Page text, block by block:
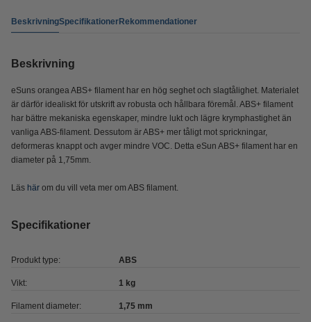
BeskrivningSpecifikationerRekommendationer
Beskrivning
eSuns orangea ABS+ filament har en hög seghet och slagtålighet. Materialet
är därför idealiskt för utskrift av robusta och hållbara föremål. ABS+ filament
har bättre mekaniska egenskaper, mindre lukt och lägre krymphastighet än
vanliga ABS-filament. Dessutom är ABS+ mer tåligt mot sprickningar,
deformeras knappt och avger mindre VOC. Detta eSun ABS+ filament har en
diameter på 1,75mm.
Läs här om du vill veta mer om ABS filament.
Specifikationer
Produkt type: ABS
Vikt: 1 kg
Filament diameter: 1,75 mm